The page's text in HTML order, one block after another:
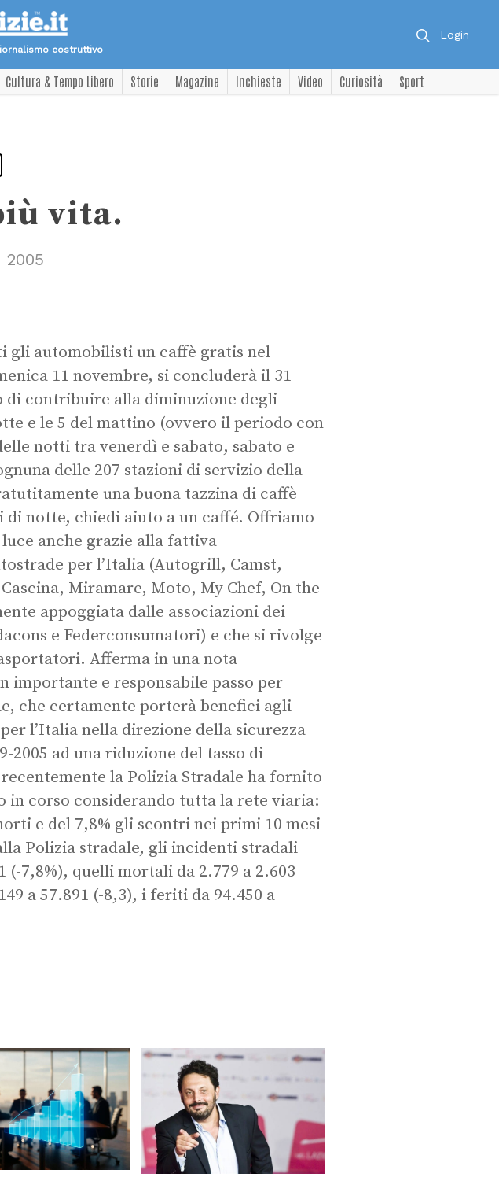
costruttivo
Login
Cultura & Tempo Libero Storie Magazine Inchieste Video Curiosità
Sport
vita.
2005
gli automobilisti un caffè gratis nel
11 novembre, si concluderà il 31
di contribuire alla diminuzione degli
e le 5 del mattino (ovvero il periodo con
notti tra venerdì e sabato, sabato e
delle 207 stazioni di servizio della
una buona tazzina di caffè
di notte, chiedi aiuto a un caffé. Offriamo
anche grazie alla fattiva
per l’Italia (Autogrill, Camst,
Miramare, Moto, My Chef, On the
appoggiata dalle associazioni dei
e Federconsumatori) e che si rivolge
Afferma in una nota
importante e responsabile passo per
che certamente porterà benefici agli
l’Italia nella direzione della sicurezza
2005 ad una riduzione del tasso di
la Polizia Stradale ha fornito
in corso considerando tutta la rete viaria:
e del 7,8% gli scontri nei primi 10 mesi
Polizia stradale, gli incidenti stradali
(-7,8%), quelli mortali da 2.779 a 2.603
a 57.891 (-8,3), i feriti da 94.450 a